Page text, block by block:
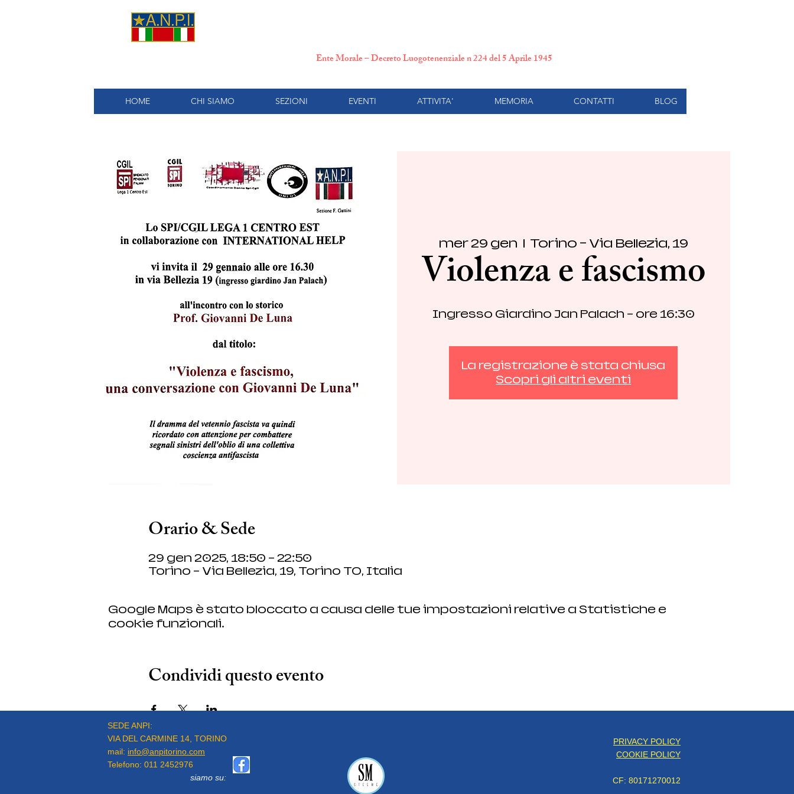
Ente Morale – Decreto Luogotenenziale n 224 del 5 Aprile 1945
HOME CHI SIAMO SEZIONI EVENTI ATTIVITA' MEMORIA CONTATTI BLOG
mer 29 gen
  |
Torino - Via Bellezia, 19
Violenza e fascismo
Ingresso Giardino Jan Palach - ore 16:30
La registrazione è stata chiusa
Scopri gli altri eventi
Orario & Sede
29 gen 2025, 18:50 – 22:50
Torino - Via Bellezia, 19, Torino TO, Italia
Google Maps è stato bloccato a causa delle tue impostazioni relative a Statistiche e
cookie funzionali.
Condividi questo evento
SEDE ANPI:
VIA DEL CARMINE 14, TORINO
mail: info@anpitorino.com
Telefono: 011 2452976
siamo su:
PRIVACY POLICY
COOKIE POLICY
CF: 80171270012